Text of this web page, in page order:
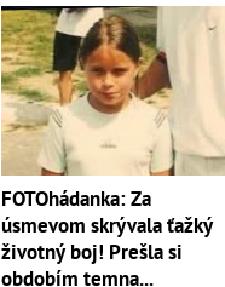
FOTOhádanka: Za
úsmevom skrývala ťažký
životný boj! Prešla si
obdobím temna...